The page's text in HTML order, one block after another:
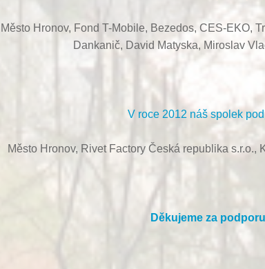
Město Hronov, Fond T-Mobile, Bezedos, CES-EKO,
Dankanič, David Matyska, Miroslav
V roce 2012 náš spolek
Město Hronov, Rivet Factory Česká republika s.r.o.,
Děkujeme za